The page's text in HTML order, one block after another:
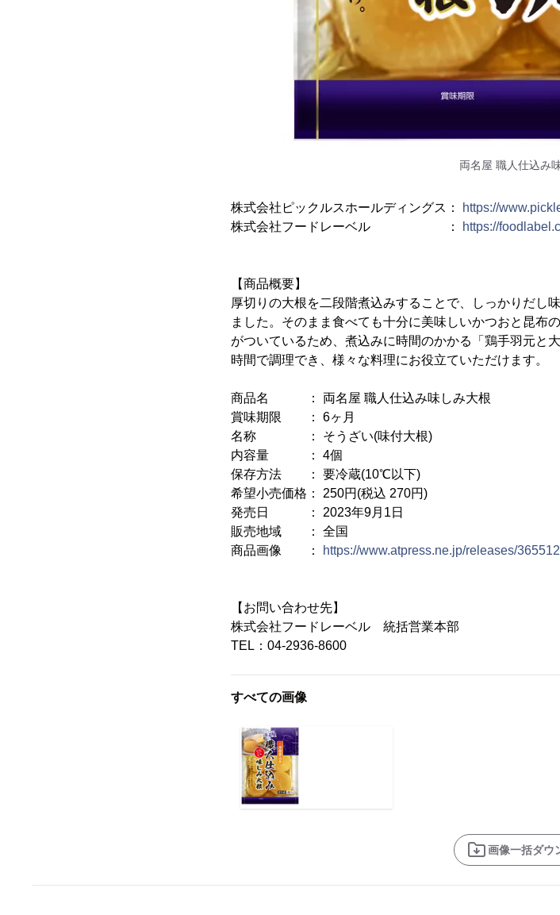
両名屋 職人仕込み
株式会社ピックルスホールディングス：
https://
株式会社フードレーベル ：
https://
【商品概要】
厚切りの大根を二段階煮込みすることで、しっかりだし
ました。そのまま食べても十分に美味しいかつおと昆布
がついているため、煮込みに時間のかかる「鶏手羽元と
時間で調理でき、様々な料理にお役立ていただけます。
商品名 ： 両名屋 職人仕込み味しみ大根
賞味期限 ： 6ヶ月
名称 ： そうざい(味付大根)
内容量 ： 4個
保存方法 ： 要冷蔵(10℃以下)
希望小売価格： 250円(税込 270円)
発売日 ： 2023年9月1日
販売地域 ： 全国
商品画像 ：
https://www.atpress.ne.jp/releases/
【お問い合わせ先】
株式会社フードレーベル 統括営業本部
TEL：04-2936-8600
すべての画像
画像一括ダウ